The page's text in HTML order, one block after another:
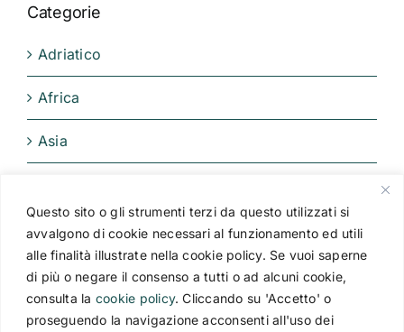
Questo sito o gli strumenti terzi da questo utilizzati si
avvalgono di cookie necessari al funzionamento ed utili
alle finalità illustrate nella cookie policy. Se vuoi saperne
di più o negare il consenso a tutti o ad alcuni cookie,
consulta la cookie policy. Cliccando su 'Accetto' o
proseguendo la navigazione acconsenti all'uso dei
Categorie
Adriatico
Africa
Asia
Caraibi
Cile e Isola di Pasqua
Cina